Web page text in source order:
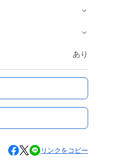
あり
リンクをコピー